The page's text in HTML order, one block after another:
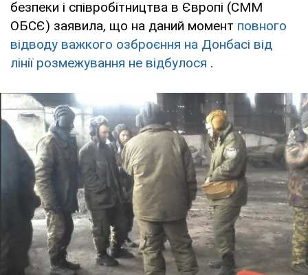
безпеки і співробітництва в Європі (СММ
ОБСЄ) заявила, що на даний момент повного
відводу важкого озброєння на Донбасі від
лінії розмежування не відбулося .